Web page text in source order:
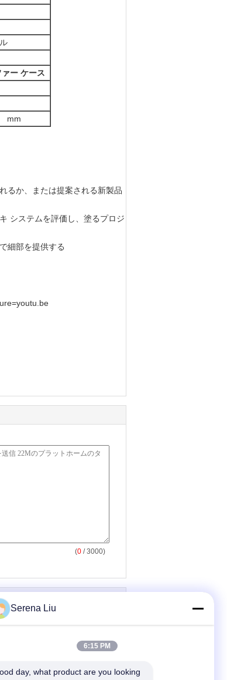
ァー ケース
mm
るか、または提案される新製品
システムを評価し、塗るプロジ
細部を提供する
(0 / 3000)
Serena Liu
6:15 PM
day, what product are you looking